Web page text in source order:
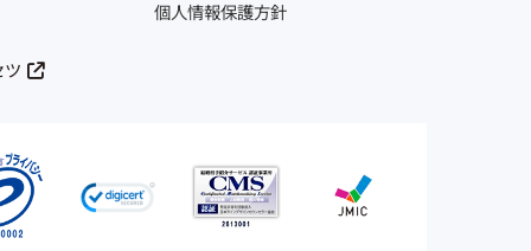
個人情報保護方針